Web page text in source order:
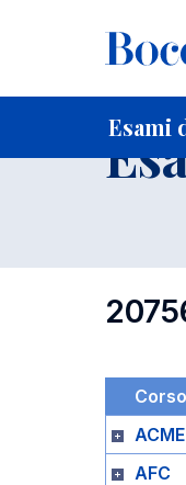
Esami
Home
ACME
AFC